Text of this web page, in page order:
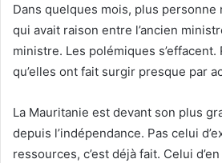
Dans quelques mois, plus personne
qui avait raison entre l’ancien
ministre. Les polémiques s’effacent.
qu’elles ont fait surgir presque par
La Mauritanie est devant son plus
depuis l’indépendance. Pas celui
ressources, c’est déjà fait. Celui